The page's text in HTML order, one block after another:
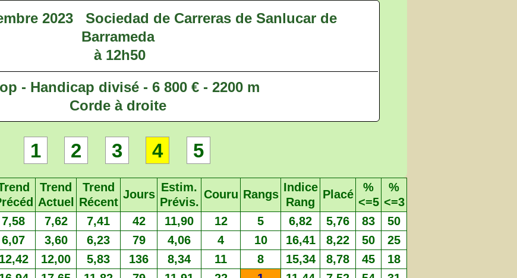
2023
Sociedad de Carreras de Sanlucar de
Barrameda
à 12h50
- Handicap divisé - 6 800 € - 2200 m
Corde à droite
1 2 3 4 5
Trend
Actuel
Trend
Récent
Jours
Estim.
Prévis.
Couru Rangs
Indice
Rang
Placé
%
<=5
%
<=3
7,58 7,62 7,41 42 11,90 12 5 6,82 5,76 83 50
6,07 3,60 6,23 79 4,06 4 10 16,41 8,22 50 25
12,42 12,00 5,83 136 8,34 11 8 15,34 8,78 45 18